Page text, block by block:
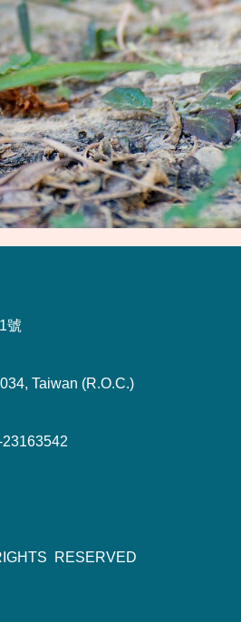
號
Taiwan (R.O.C.)
RESERVED